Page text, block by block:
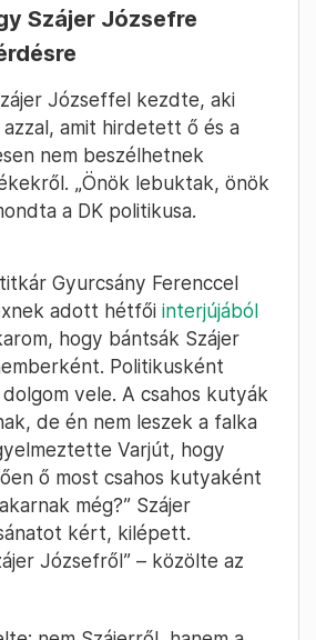
Szájer Józsefre
Józseffel kezdte, aki
amit hirdetett ő és a
nem beszélhetnek
„Önök lebuktak, önök
a DK politikusa.
Gyurcsány Ferenccel
adott hétfői interjújából
hogy bántsák Szájer
Politikusként
vele. A csahos kutyák
de én nem leszek a falka
Varjút, hogy
ő most csahos kutyaként
még?” Szájer
kért, kilépett.
Józsefről” – közölte az